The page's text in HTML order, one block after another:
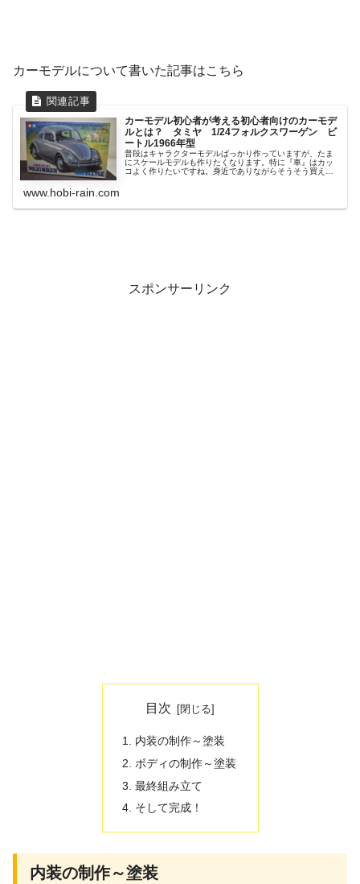
カーモデルについて書いた記事はこちら
カーモデル初心者が考える初心者向けのカーモデ
ルとは？ タミヤ 1/24フォルクスワーゲン ビ
ートル1966年型
普段はキャラクターモデルばっかり作っていますが、たま
にスケールモデルも作りたくなります。特に『車』はカッ
コよく作りたいですね。身近でありながらそうそう買える
www.hobi-rain.com
スポンサーリンク
目次
内装の制作～塗装
ボディの制作～塗装
最終組み立て
そして完成！
内装の制作～塗装